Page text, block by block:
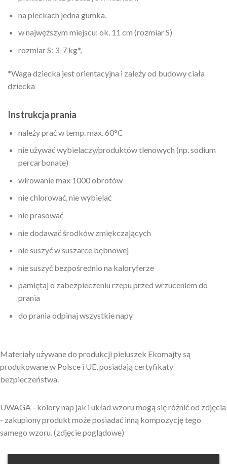
na pleckach jedna gumka,
w najwęższym miejscu: ok. 11 cm (rozmiar S)
rozmiar S: 3-7 kg*,
*Waga dziecka jest orientacyjna i zależy od budowy ciała
dziecka
Instrukcja prania
należy prać w temp. max. 60°C
nie używać wybielaczy/produktów tlenowych (np. sodium
percarbonate)
wirowanie max 1000 obrotów
nie chlorować, nie wybielać
nie prasować
nie dodawać środków zmiękczających
nie suszyć w suszarce bębnowej
nie suszyć bezpośrednio na kaloryferze
pamiętaj o zabezpieczeniu rzepu przed wrzuceniem do
prania
do prania odpinaj wszystkie napy
Materiały używane do produkcji pieluszek Ekomajty są
produkowane w Polsce i UE, posiadają certyfikaty
bezpieczeństwa.
UWAGA - kolory nap jak i układ wzoru mogą się różnić od zdjęcia
- zakupiony produkt może posiadać inną kompozycję tego
samego wzoru. (zdjęcie poglądowe)